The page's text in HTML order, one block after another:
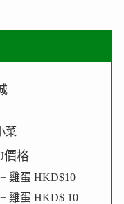
菜
價格
雞蛋 HKD$10
雞蛋 HKD$ 10